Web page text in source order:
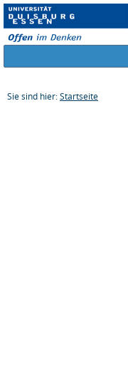
Sie sind hier: Startseite